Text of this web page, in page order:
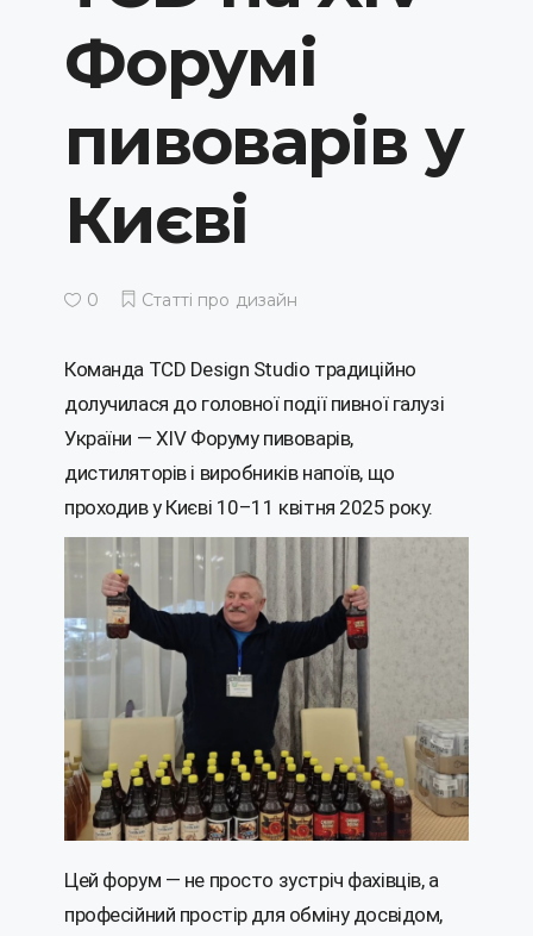
Форумі
пивоварів у
Києві
0 Статті про дизайн
Команда TCD Design Studio традиційно
долучилася до головної події пивної галузі
України — XIV Форуму пивоварів,
дистиляторів і виробників напоїв, що
проходив у Києві 10–11 квітня 2025 року.
Цей форум — не просто зустріч фахівців, а
професійний простір для обміну досвідом,